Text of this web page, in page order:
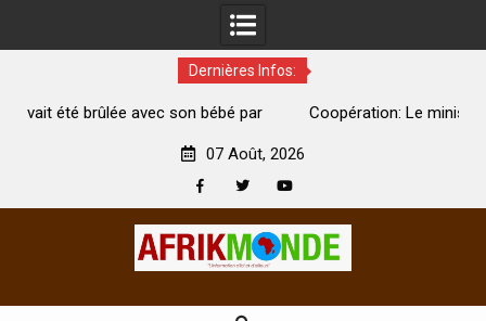
Dernières Infos:
par
Coopération: Le ministre Indien Kirti Vardhan Singh à
07 Août, 2026